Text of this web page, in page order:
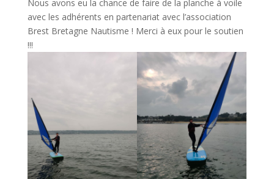
Nous avons eu la chance de faire de la planche à voile
avec les adhérents en partenariat avec l’association
Brest Bretagne Nautisme ! Merci à eux pour le soutien
!!!